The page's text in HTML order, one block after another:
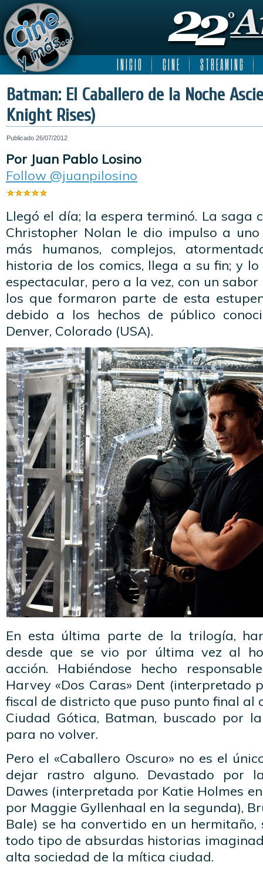
I N I C I O C I N E S T R E A M I N G
Batman: El Caballero de la Noche
Knight Rises)
Publicado 26/07/2012
Por Juan Pablo Losino
Follow @juanpilosino
Llegó el día; la espera terminó. La saga
Christopher Nolan le dio impulso a
más humanos, complejos,
historia de los comics, llega a su fin; y
espectacular, pero a la vez, con un
los que formaron parte de esta
debido a los hechos de público
Denver, Colorado (USA).
En esta última parte de la trilogía,
desde que se vio por última vez al
acción. Habiéndose hecho
Harvey «Dos Caras» Dent (interpretado
fiscal de districto que puso punto final al
Ciudad Gótica, Batman, buscado por
para no volver.
Pero el «Caballero Oscuro» no es el
dejar rastro alguno. Devastado por
Dawes (interpretada por Katie Holmes
por Maggie Gyllenhaal en la segunda),
Bale) se ha convertido en un
todo tipo de absurdas historias
alta sociedad de la mítica ciudad.